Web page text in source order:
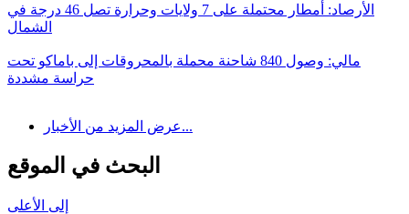
الأرصاد: أمطار محتملة على 7 ولايات وحرارة تصل 46 درجة في
الشمال
مالي: وصول 840 شاحنة محملة بالمحروقات إلى باماكو تحت
حراسة مشددة
عرض المزيد من الأخبار...
البحث في الموقع
إلى الأعلى